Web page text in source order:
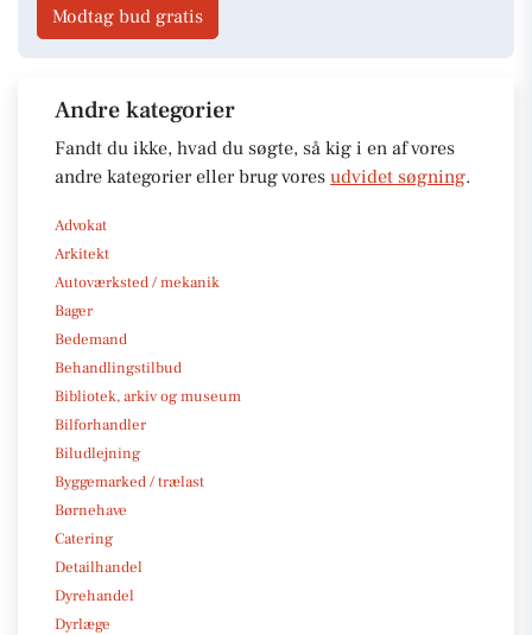
Modtag bud gratis
Andre kategorier
Fandt du ikke, hvad du søgte, så kig i en af vores
andre kategorier eller brug vores udvidet søgning.
Advokat
Arkitekt
Autoværksted / mekanik
Bager
Bedemand
Behandlingstilbud
Bibliotek, arkiv og museum
Bilforhandler
Biludlejning
Byggemarked / trælast
Børnehave
Catering
Detailhandel
Dyrehandel
Dyrlæge